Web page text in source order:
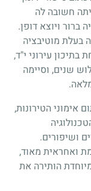
חשובה לה
ברור ויוצא דופן.
בעלת מוטיבציה
עירוני י"ד,
שנים, וסיימה
אימוני הטירונות,
ושיפורים.
ואחראית מאוד,
הותירה את